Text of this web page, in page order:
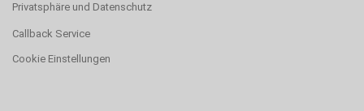
Privatsphäre und Datenschutz
Callback Service
Cookie Einstellungen